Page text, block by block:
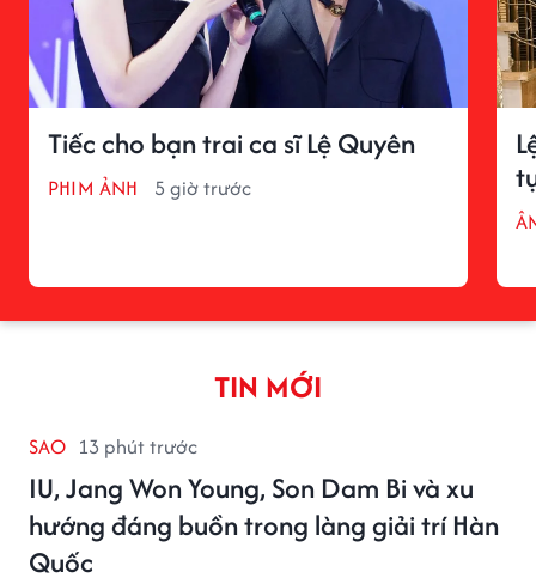
Tiếc cho bạn trai ca sĩ Lệ Quyên
PHIM ẢNH 5 giờ trước
TIN MỚI
SAO 13 phút trước
IU, Jang Won Young, Son Dam Bi và xu
hướng đáng buồn trong làng giải trí Hàn
Quốc